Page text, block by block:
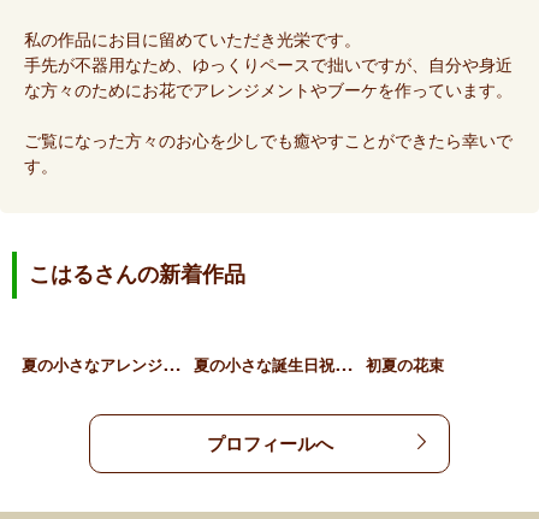
私の作品にお目に留めていただき光栄です。
手先が不器用なため、ゆっくりペースで拙いですが、自分や身近
な方々のためにお花でアレンジメントやブーケを作っています。
ご覧になった方々のお心を少しでも癒やすことができたら幸いで
す。
こはるさんの新着作品
夏
の小さなアレンジメント 夏
の小さな誕生日祝いの花束 初夏の花束
プロフィールへ